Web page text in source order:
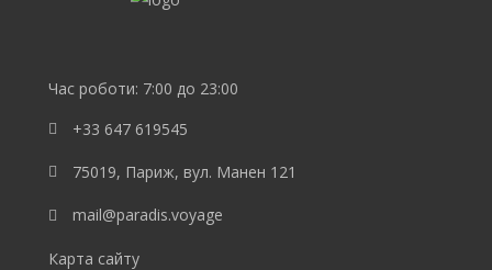
Час роботи: 7:00 до 23:00
+33 647 619545
75019, Париж, вул. Манен 121
mail@paradis.voyage
Карта сайту